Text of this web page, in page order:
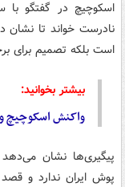
اسکوچیچ در گفتگو
نادرست خواند تا نشان
است بلکه تصمیم برای
بیشتر بخوانید:
واکنش اسکوچیچ
پیگیری‌ها نشان
پوش ایران ندارد و قصد